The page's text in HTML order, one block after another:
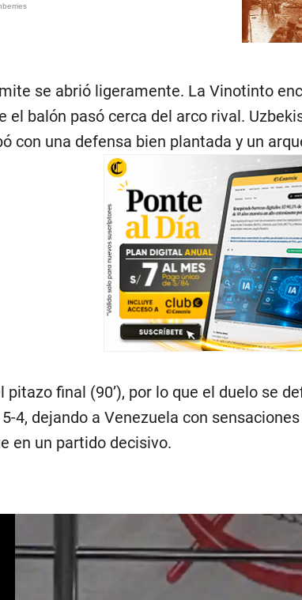
se abrió ligeramente. La Vinotinto
el balón pasó cerca del arco rival.
con una defensa bien plantada y un
pitazo final (90’), por lo que el duelo se
4, dejando a Venezuela con
en un partido decisivo.